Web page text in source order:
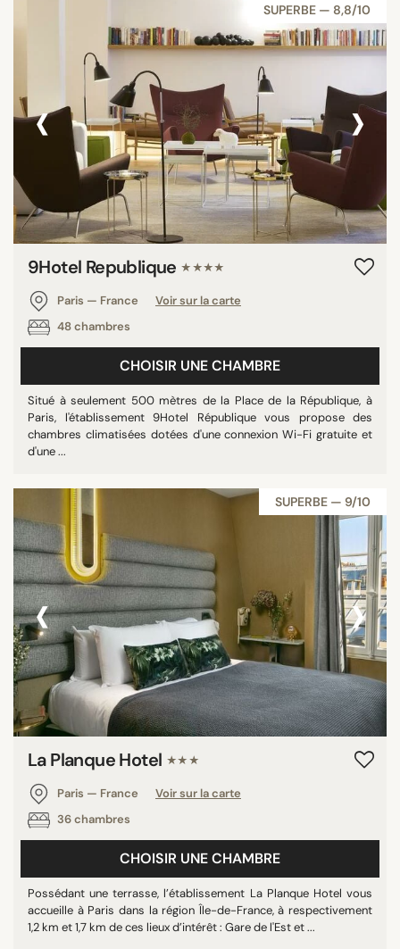
SUPERBE — 8,8/10
‹ ›
9Hotel Republique ★★★★
Paris — France
Voir sur la carte
48 chambres
CHOISIR UNE CHAMBRE
Situé à seulement 500 mètres de la Place de la République, à
Paris, l'établissement 9Hotel République vous propose des
chambres climatisées dotées d'une connexion Wi-Fi gratuite et
d'une ...
SUPERBE — 9/10
‹ ›
La Planque Hotel ★★★
Paris — France
Voir sur la carte
36 chambres
CHOISIR UNE CHAMBRE
Possédant une terrasse, l’établissement La Planque Hotel vous
accueille à Paris dans la région Île-de-France, à respectivement
1,2 km et 1,7 km de ces lieux d’intérêt : Gare de l'Est et ...